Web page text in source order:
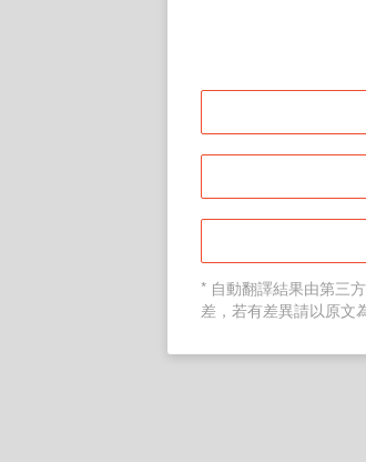
* 自動翻譯結果由第三
差，若有差異請以原文